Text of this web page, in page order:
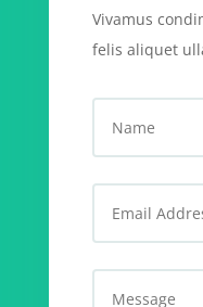
Vivamus
felis aliquet